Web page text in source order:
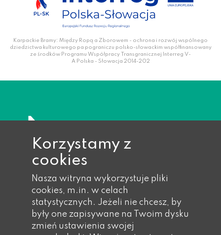
Karpackie Bramy: Między Ropą a Zborowem - ochrona i rozwój wspólnego
dziedzictwa kulturowego pa pograniczu polsko-słowackim współfinansowany
ze środków Programu Współpracy Transgranicznej Interreg V-
A Polska - Słowacja 2014-202
Korzystamy z
cookies
Nasza witryna wykorzystuje pliki
cookies, m.in. w celach
statystycznych. Jeżeli nie chcesz, by
były one zapisywane na Twoim dysku
zmień ustawienia swojej